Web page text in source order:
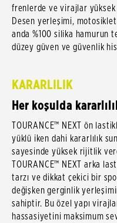
frenlerde ve virajlar
Desen yerleşimi,
anda %100 silika hamurun
düzey güven ve güvenlik
KARARLILIK
Her koşulda
TOURANCE™ NEXT ön
yüklü iken dahi kararlılık
sayesinde yüksek rijitlik
TOURANCE™ NEXT arka
tarzı ve dikkat çekici bir
değişken gerginlik
sahiptir. Bu özel yapı
hassasiyetini maksimum